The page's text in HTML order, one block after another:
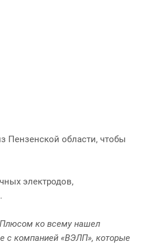
Пензенской области, чтобы
электродов,
Плюсом ко всему нашел
с компанией «ВЭЛП», которые